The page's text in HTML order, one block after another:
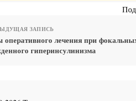
ЗАПИСЬ
оперативного лечения при
гиперинсулинизма